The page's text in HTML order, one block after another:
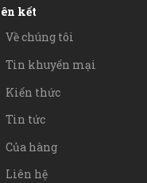
kết
Về chúng tôi
Tin khuyến mại
Kiến thức
Tin tức
Của hàng
Liên hệ